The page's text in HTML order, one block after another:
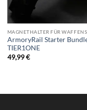
ArmoryRail Starter
TIER1ONE
49,99€